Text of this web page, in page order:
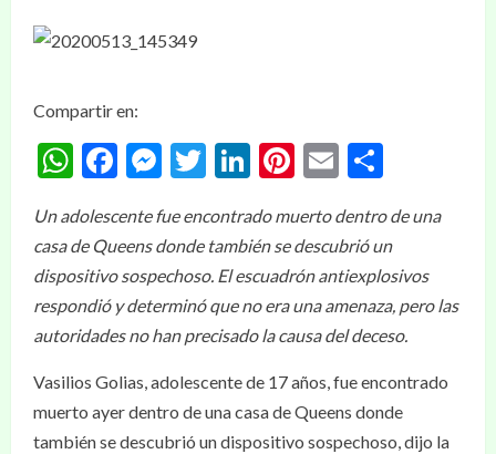
Compartir en:
WhatsApp
Facebook
Messenger
Twitter
LinkedIn
Pinterest
Email
Un adolescente fue encontrado muerto dentro de una
casa de Queens donde también se descubrió un
dispositivo sospechoso. El escuadrón antiexplosivos
respondió y determinó que no era una amenaza, pero las
autoridades no han precisado la causa del deceso.
Vasilios Golias, adolescente de 17 años, fue encontrado
muerto ayer dentro de una casa de Queens donde
también se descubrió un dispositivo sospechoso, dijo la